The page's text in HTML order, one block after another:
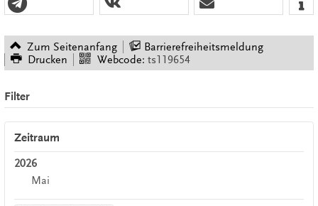
Zum Seitenanfang
Barrierefreiheitsmeldung
Drucken
Webcode: ts119654
Filter
Zeitraum
2026
Mai